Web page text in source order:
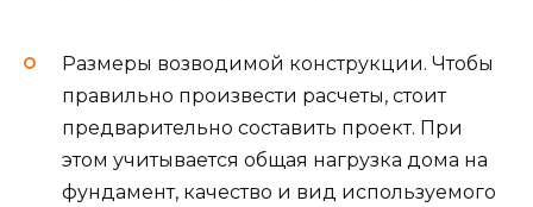
Размеры возводимой конструкции. Чтобы
правильно произвести расчеты, стоит
предварительно составить проект. При
этом учитывается общая нагрузка дома на
фундамент, качество и вид используемого